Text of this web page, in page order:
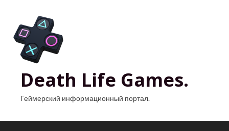
Death Life Games.
Геймерский информационный портал.